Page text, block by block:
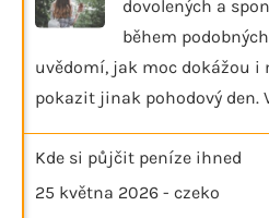
dovolených a
během
uvědomí, jak moc dokážou i
pokazit jinak pohodový den.
Kde si půjčit peníze ihned
25 května 2026 - czeko